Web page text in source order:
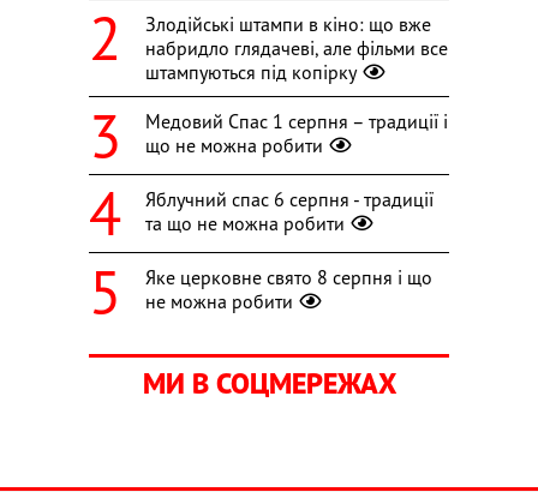
Злодійські штампи в кіно: що вже
набридло глядачеві, але фільми все
штампуються під копірку
Медовий Спас 1 серпня – традиції і
що не можна робити
Яблучний спас 6 серпня - традиції
та що не можна робити
Яке церковне свято 8 серпня і що
не можна робити
МИ В СОЦМЕРЕЖАХ